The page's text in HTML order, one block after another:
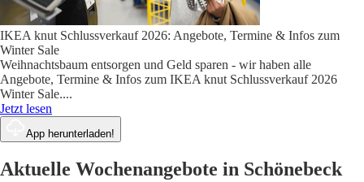
IKEA knut Schlussverkauf 2026: Angebote, Termine & Infos zum
Winter Sale
Weihnachtsbaum entsorgen und Geld sparen - wir haben alle
Angebote, Termine & Infos zum IKEA knut Schlussverkauf 2026
Winter Sale....
Jetzt lesen
App herunterladen!
Aktuelle Wochenangebote in Schönebeck